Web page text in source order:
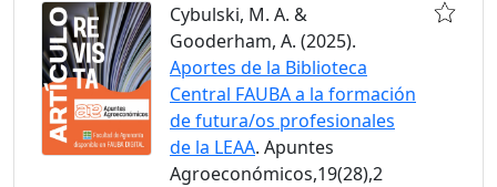
Cybulski, M. A. &
Gooderham, A. (2025).
Aportes de la Biblioteca
Central FAUBA a la formación
de futura/os profesionales
de la LEAA. Apuntes
Agroeconómicos,19(28),2